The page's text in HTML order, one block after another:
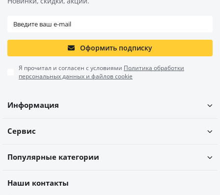
Оформить подписку
Я прочитал и согласен с условиями Политика обработки
персональных данных и файлов cookie
Информация
Сервис
Популярные категории
Наши контакты